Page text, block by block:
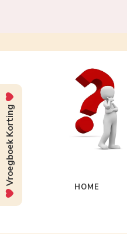
HOME
Vroegboek Korting